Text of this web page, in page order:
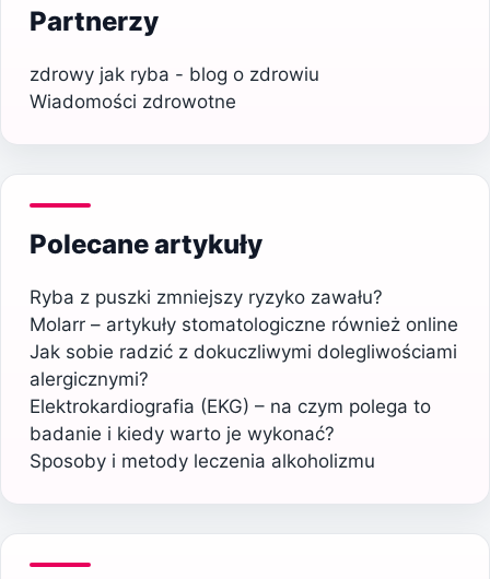
Partnerzy
zdrowy jak ryba - blog o zdrowiu
Wiadomości zdrowotne
Polecane artykuły
Ryba z puszki zmniejszy ryzyko zawału?
Molarr – artykuły stomatologiczne również online
Jak sobie radzić z dokuczliwymi dolegliwościami
alergicznymi?
Elektrokardiografia (EKG) – na czym polega to
badanie i kiedy warto je wykonać?
Sposoby i metody leczenia alkoholizmu